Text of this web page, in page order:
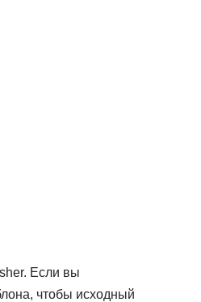
Если вы
чтобы исходный